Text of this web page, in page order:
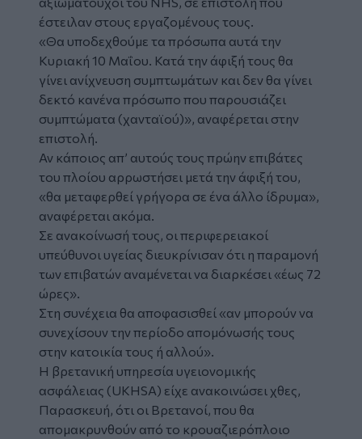
έστειλαν στους εργαζομένους τους.
«Θα υποδεχθούμε τα πρόσωπα αυτά την
Κυριακή 10 Μαΐου. Κατά την άφιξή τους θα
γίνει ανίχνευση συμπτωμάτων και δεν θα γίνει
δεκτό κανένα πρόσωπο που παρουσιάζει
συμπτώματα (χανταϊού)», αναφέρεται στην
επιστολή.
Αν κάποιος απ’ αυτούς τους πρώην επιβάτες
του πλοίου αρρωστήσει μετά την άφιξή του,
«θα μεταφερθεί γρήγορα σε ένα άλλο ίδρυμα»,
αναφέρεται ακόμα.
Σε ανακοίνωσή τους, οι περιφερειακοί
υπεύθυνοι υγείας διευκρίνισαν ότι η παραμονή
των επιβατών αναμένεται να διαρκέσει «έως 72
ώρες».
Στη συνέχεια θα αποφασισθεί «αν μπορούν να
συνεχίσουν την περίοδο απομόνωσής τους
στην κατοικία τους ή αλλού».
Η βρετανική υπηρεσία υγειονομικής
ασφάλειας (UKHSA) είχε ανακοινώσει χθες,
Παρασκευή, ότι οι Βρετανοί, που θα
απομακρυνθούν από το κρουαζιερόπλοιο